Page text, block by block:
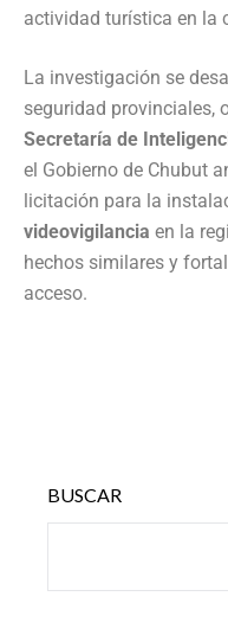
actividad turística en la
La investigación se
seguridad provinciales,
Secretaría de
el Gobierno de Chubut
licitación para la
videovigilancia en la
hechos similares y
acceso.
BUSCAR